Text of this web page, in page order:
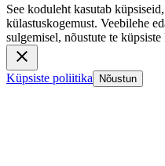
See koduleht kasutab
külastuskogemust. Veebilehe
sulgemisel, nõustute te küpsiste
Küpsiste poliitika Nõustun